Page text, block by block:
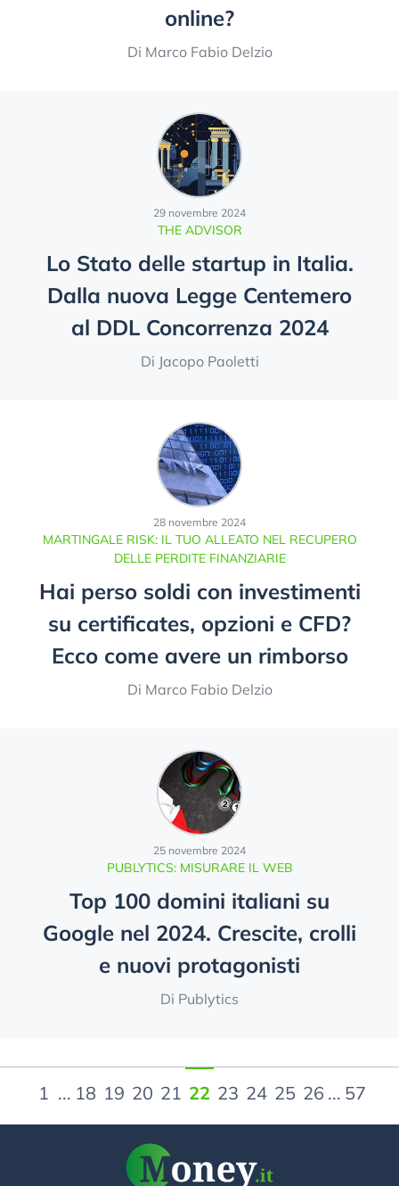
online?
Di Marco Fabio Delzio
THE ADVISOR
29 novembre 2024
Lo Stato delle startup in Italia.
Dalla nuova Legge Centemero
al DDL Concorrenza 2024
Di Jacopo Paoletti
MARTINGALE RISK: IL TUO ALLEATO NEL RECUPERO
DELLE PERDITE FINANZIARIE
28 novembre 2024
Hai perso soldi con investimenti
su certificates, opzioni e CFD?
Ecco come avere un rimborso
Di Marco Fabio Delzio
PUBLYTICS: MISURARE IL WEB
25 novembre 2024
Top 100 domini italiani su
Google nel 2024. Crescite, crolli
e nuovi protagonisti
Di Publytics
1 ... 18 19 20 21 22 23 24 25 26 ... 57